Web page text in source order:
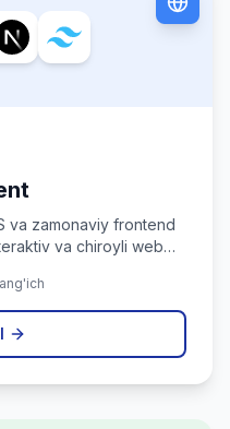
va zamonaviy frontend
va chiroyli web